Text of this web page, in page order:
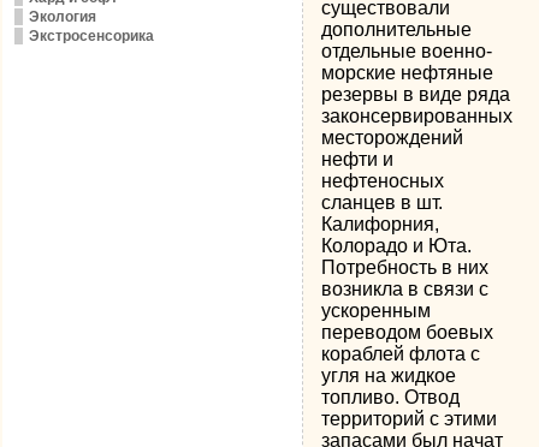
Экология
Экстросенсорика
существовали
дополнительные
отдельные военно-
морские нефтяные
резервы в виде ряда
законсервированных
месторождений
нефти и
нефтеносных
сланцев в шт.
Калифорния,
Колорадо и Юта.
Потребность в них
возникла в связи с
ускоренным
переводом боевых
кораблей флота с
угля на жидкое
топливо. Отвод
территорий с этими
запасами был начат